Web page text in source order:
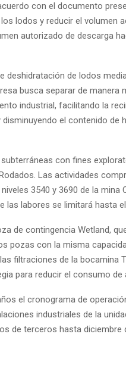
con el documento
lodos y reducir el volumen
autorizado de descarga
deshidratación de lodos
busca separar de manera
industrial, facilitando la
el contenido de
con fines
Las actividades
3540 y 3690 de la mina
las labores se limitará hasta
de contingencia Wetland,
pozas con la misma
filtraciones de la bocamina
para reducir el consumo de
el cronograma de
industriales de la
de terceros hasta diciembre